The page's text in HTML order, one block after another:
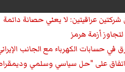
عراقيتين: لا يعني حصانة دائمة
أزمة هرمز
اتفاق على "حل سياسي وسلمي